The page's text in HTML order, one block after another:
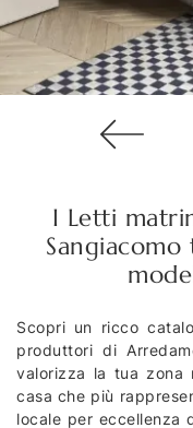
I Letti
Scopri un ricco
produttori di
valorizza la tua
casa che più
locale per eccellenza